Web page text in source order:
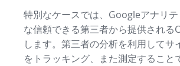
特別なケースでは、Googleアナリテ
な信頼できる第三者から提供される
します。第三者の分析を利用してサ
をトラッキング、また測定すること